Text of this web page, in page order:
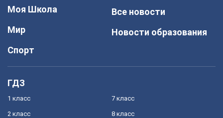
Моя Школа
Мир
Спорт
Все новости
Новости образования
ГДЗ
1 класс
2 класс
7 класс
8 класс